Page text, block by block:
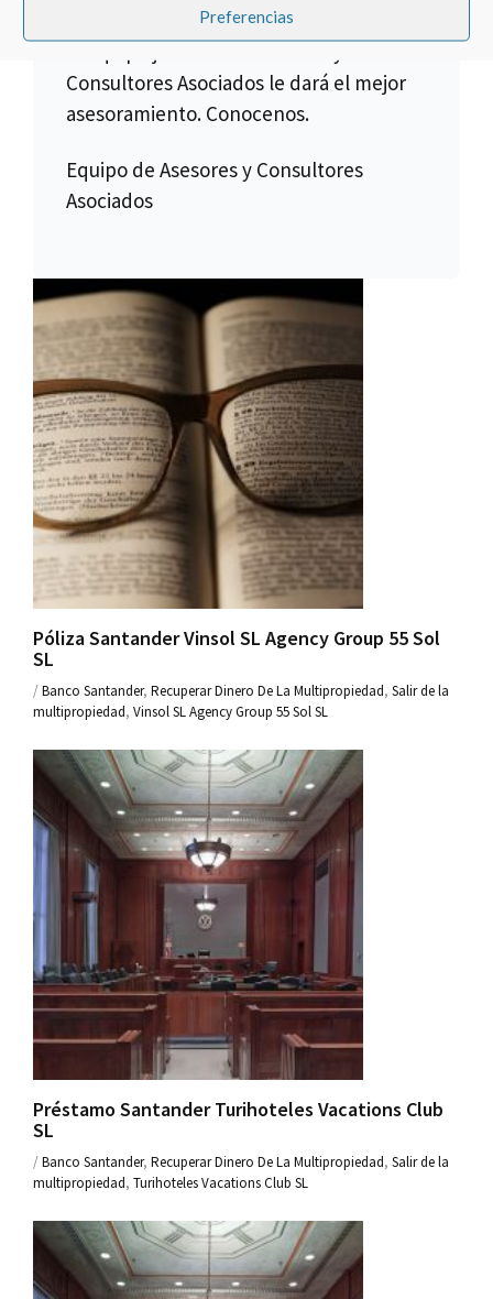
Preferencias
Consultores Asociados le dará el mejor
asesoramiento. Conocenos.
Equipo de Asesores y Consultores
Asociados
Póliza Santander Vinsol SL Agency Group 55 Sol
SL
/Banco Santander, Recuperar Dinero De La Multipropiedad, Salir de la
multipropiedad, Vinsol SL Agency Group 55 Sol SL
Préstamo Santander Turihoteles Vacations Club
SL
/Banco Santander, Recuperar Dinero De La Multipropiedad, Salir de la
multipropiedad, Turihoteles Vacations Club SL